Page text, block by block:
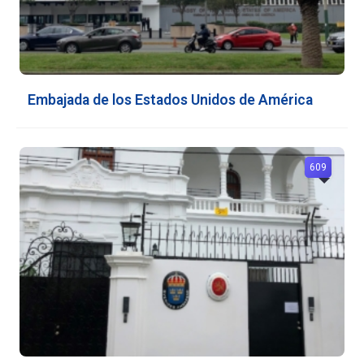
Embajada de los Estados Unidos de América
609